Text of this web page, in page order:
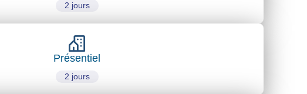
2 jours
Présentiel
2 jours